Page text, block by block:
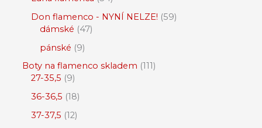
Don flamenco - NYNÍ NELZE! 59
dámské 47
pánské 9
Boty na flamenco skladem 111
27-35,5 9
36-36,5 18
37-37,5 12